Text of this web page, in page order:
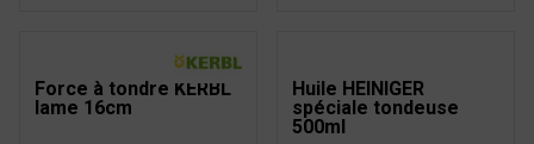
Force à tondre KERBL
lame 16cm
Huile HEINIGER
spéciale tondeuse
500ml